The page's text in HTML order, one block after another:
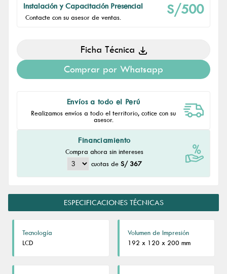
S/500
Instalación y Capacitación Presencial
Contacte con su asesor de ventas.
Ficha Técnica
Comprar por Whatsapp
Envíos a todo el Perú
Realizamos envíos a todo el territorio, cotice con su
asesor.
Financiamiento
Compra ahora sin intereses
cuotas deS/ 367
ESPECIFICACIONES TÉCNICAS
Tecnología
LCD
Volumen de Impresión
192 x 120 x 200 mm